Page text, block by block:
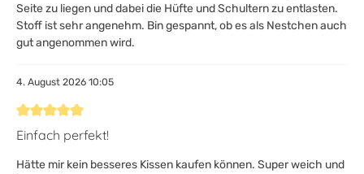
Seite zu liegen und dabei die Hüfte und Schultern zu entlasten.
Stoff ist sehr angenehm. Bin gespannt, ob es als Nestchen auch
gut angenommen wird.
4. August 2026 10:05
Bewertung mit 5 von 5 Sternen
Einfach perfekt!
Hätte mir kein besseres Kissen kaufen können. Super weich und